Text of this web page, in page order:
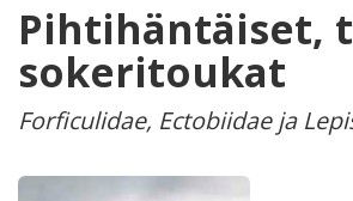
Pihtihäntäiset,
sokeritoukat
Forficulidae, Ectobiidae ja